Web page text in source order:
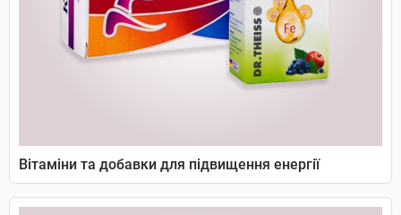
Вітаміни та добавки для підвищення енергії